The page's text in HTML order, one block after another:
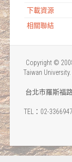
下載資源
相關聯結
Copyright ©
Taiwan
台北市羅斯福路
TEL：02-